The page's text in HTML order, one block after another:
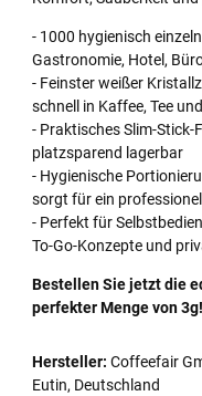
- 1000 hygienisch
Gastronomie, Hotel,
- Feinster weißer
schnell in Kaffee, Tee
- Praktisches Slim-Stick-
platzsparend lagerbar
- Hygienische
sorgt für ein
- Perfekt für
To-Go-Konzepte und
Bestellen Sie jetzt die
perfekter Menge von 3g!
Hersteller: Coffeefair
Eutin, Deutschland